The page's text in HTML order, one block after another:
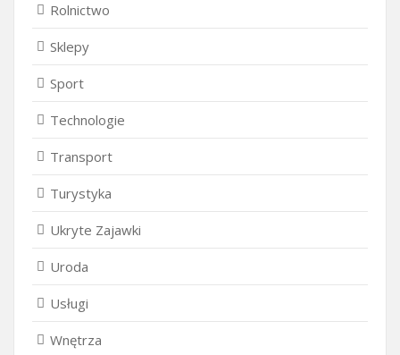
Rolnictwo
Sklepy
Sport
Technologie
Transport
Turystyka
Ukryte Zajawki
Uroda
Usługi
Wnętrza